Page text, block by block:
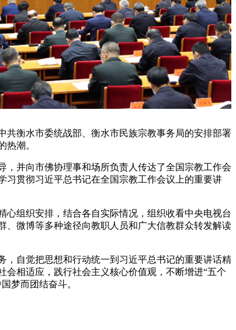
衡水市委统战部、衡水市民族宗教事务局的安排部署
热潮。
并向市佛协理事和场所负责人传达了全国宗教工作会
贯彻习近平总书记在全国宗教工作会议上的重要讲
组织安排，结合各自实际情况，组织收看中央电视台
、微博等多种途径向教职人员和广大信教群众转发解读
自觉把思想和行动统一到习近平总书记的重要讲话精
相适应，践行社会主义核心价值观，不断增进“五个
梦而团结奋斗。